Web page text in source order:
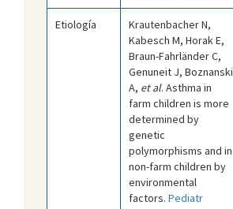
Etiología
Krautenbacher N,
Kabesch M, Horak E,
Braun-Fahrländer C,
Genuneit J, Boznanski
A, et al. Asthma in
farm children is more
determined by
genetic
polymorphisms and in
non-farm children by
environmental
factors. Pediatr